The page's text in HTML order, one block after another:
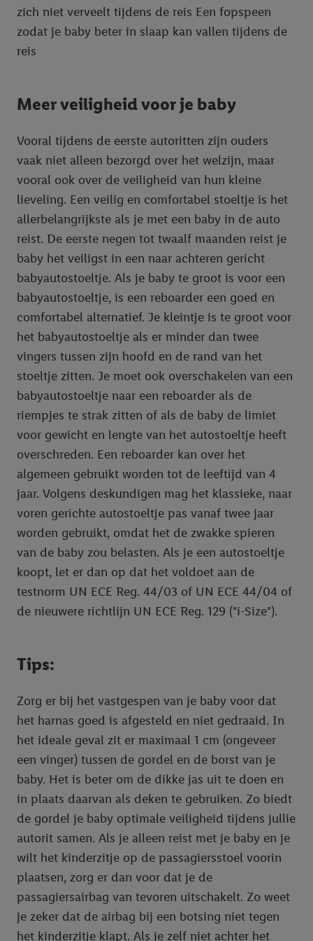
zich niet verveelt tijdens de reis Een fopspeen
zodat je baby beter in slaap kan vallen tijdens de
reis
Meer veiligheid voor je baby
Vooral tijdens de eerste autoritten zijn ouders
vaak niet alleen bezorgd over het welzijn, maar
vooral ook over de veiligheid van hun kleine
lieveling. Een veilig en comfortabel stoeltje is het
allerbelangrijkste als je met een baby in de auto
reist. De eerste negen tot twaalf maanden reist je
baby het veiligst in een naar achteren gericht
babyautostoeltje. Als je baby te groot is voor een
babyautostoeltje, is een reboarder een goed en
comfortabel alternatief. Je kleintje is te groot voor
het babyautostoeltje als er minder dan twee
vingers tussen zijn hoofd en de rand van het
stoeltje zitten. Je moet ook overschakelen van een
babyautostoeltje naar een reboarder als de
riempjes te strak zitten of als de baby de limiet
voor gewicht en lengte van het autostoeltje heeft
overschreden. Een reboarder kan over het
algemeen gebruikt worden tot de leeftijd van 4
jaar. Volgens deskundigen mag het klassieke, naar
voren gerichte autostoeltje pas vanaf twee jaar
worden gebruikt, omdat het de zwakke spieren
van de baby zou belasten. Als je een autostoeltje
koopt, let er dan op dat het voldoet aan de
testnorm UN ECE Reg. 44/03 of UN ECE 44/04 of
de nieuwere richtlijn UN ECE Reg. 129 ("i-Size").
Tips:
Zorg er bij het vastgespen van je baby voor dat
het harnas goed is afgesteld en niet gedraaid. In
het ideale geval zit er maximaal 1 cm (ongeveer
een vinger) tussen de gordel en de borst van je
baby. Het is beter om de dikke jas uit te doen en
in plaats daarvan als deken te gebruiken. Zo biedt
de gordel je baby optimale veiligheid tijdens jullie
autorit samen. Als je alleen reist met je baby en je
wilt het kinderzitje op de passagiersstoel voorin
plaatsen, zorg er dan voor dat je de
passagiersairbag van tevoren uitschakelt. Zo weet
je zeker dat de airbag bij een botsing niet tegen
het kinderzitje klapt. Als je zelf niet achter het